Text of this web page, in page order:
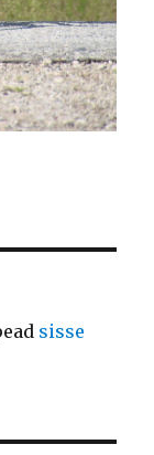
sisse